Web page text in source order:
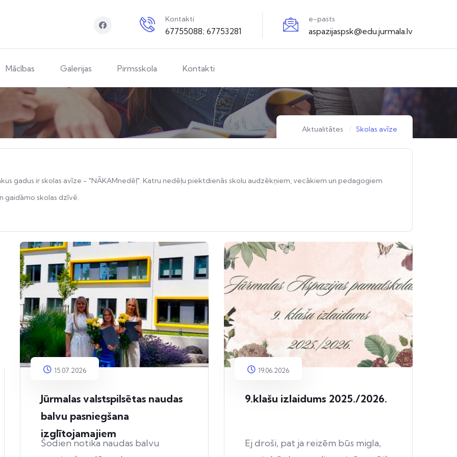
Kontakti
67755088; 67753281
e-pasts
aspazijaspsk@edu.jurmala.lv
Mācības Galerijas Pirmsskola Kontakti
Aktualitātes Skolas avīze
gadus ir skolas avīze - "NĀKAMnedēļ". Katru nedēļu piektdienās skolu audzēkņiem, vecākiem un pedagogiem
gaidāmo skolas dzīvē.
15.07.2026
Jūrmalas valstspilsētas naudas
balvu pasniegšana
izglītojamajiem
Šodien notika naudas balvu
19.06.2026
9.klašu izlaidums 2025./2026.
Ej droši, pat ja reizēm būs migla,